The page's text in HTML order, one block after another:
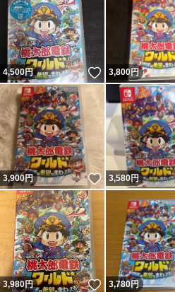
4,500円 いいね！
3,800円
3,900円 いいね！
3,580円
3,980円 いいね！
3,780円